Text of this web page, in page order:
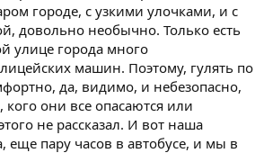
городе, с узкими улочками, и с
довольно необычно. Только есть
улице города много
машин. Поэтому, гулять по
да, видимо, и небезопасно,
кого они все опасаются или
не рассказал. И вот наша
еще пару часов в автобусе, и мы в